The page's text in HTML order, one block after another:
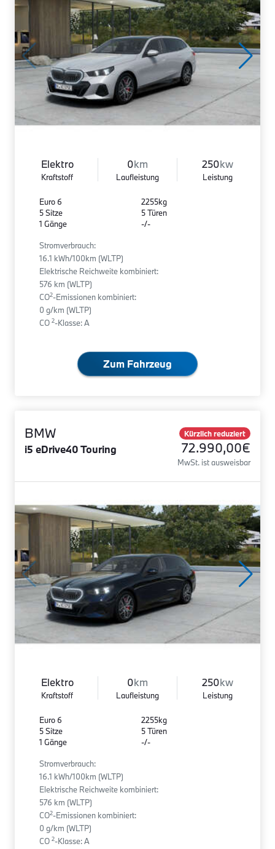
Elektro
Kraftstoff
0km
Laufleistung
250kw
Leistung
Euro 6
5 Sitze
1 Gänge
2255kg
5 Türen
-/-
Stromverbrauch:
16.1 kWh/100km (WLTP)
Elektrische Reichweite kombiniert:
576 km (WLTP)
CO2-Emissionen kombiniert:
0 g/km (WLTP)
CO 2-Klasse: A
Zum Fahrzeug
BMW
i5 eDrive40 Touring
Kürzlich reduziert
72.990,00€
MwSt. ist ausweisbar
Elektro
Kraftstoff
0km
Laufleistung
250kw
Leistung
Euro 6
5 Sitze
1 Gänge
2255kg
5 Türen
-/-
Stromverbrauch:
16.1 kWh/100km (WLTP)
Elektrische Reichweite kombiniert:
576 km (WLTP)
CO2-Emissionen kombiniert:
0 g/km (WLTP)
CO 2-Klasse: A